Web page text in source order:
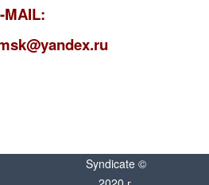
MAIL:
Syndicate ©